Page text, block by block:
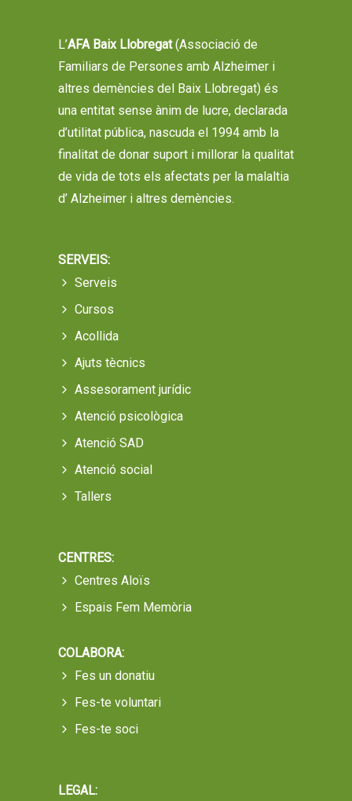
L’AFA Baix Llobregat(Associació de
Familiars de Persones amb Alzheimer i
altres demències del Baix Llobregat) és
una entitat sense ànim de lucre, declarada
d’utilitat pública, nascuda el 1994 amb la
finalitat de donar suport i millorar la qualitat
de vida de tots els afectats per la malaltia
d’ Alzheimer i altres demències.
SERVEIS:
Serveis
Cursos
Acollida
Ajuts tècnics
Assesorament jurídic
Atenció psicològica
Atenció SAD
Atenció social
Tallers
CENTRES:
Centres Aloïs
Espais Fem Memòria
COLABORA:
Fes un donatiu
Fes-te voluntari
Fes-te soci
LEGAL: